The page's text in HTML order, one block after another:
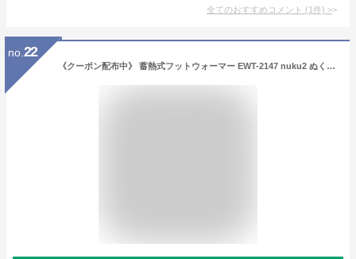
全てのおすすめコメント (1件) >
no. 22
《クーポン配布中》 蓄熱式フットウォーマー EWT-2147 nuku2 ぬくぬく フットヒーター 湯タンポ 充電式湯たんぽ 電気 冷え対策 あったかグッズ カバー付き